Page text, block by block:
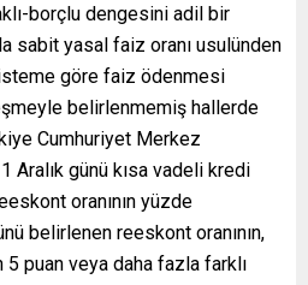
borçlu dengesini adil bir
sabit yasal faiz oranı usulünden
göre faiz ödenmesi
belirlenmemiş hallerde
Cumhuriyet Merkez
Aralık günü kısa vadeli kredi
oranının yüzde
belirlenen reeskont oranının,
5 puan veya daha fazla farklı